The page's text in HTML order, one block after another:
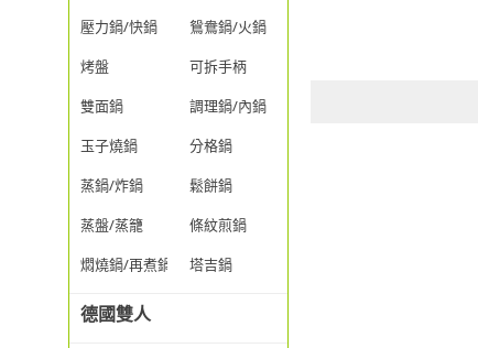
壓力鍋/快鍋
鴛鴦鍋/火鍋
烤盤
可拆手柄
雙面鍋
調理鍋/內鍋
玉子燒鍋
分格鍋
蒸鍋/炸鍋
鬆餅鍋
蒸盤/蒸籠
條紋煎鍋
燜燒鍋/再煮鍋
塔吉鍋
德國雙人